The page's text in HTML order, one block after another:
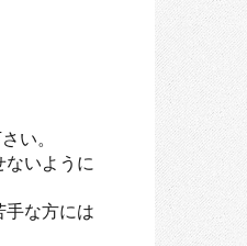
い。
いように
手な方には